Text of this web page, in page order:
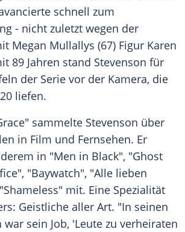
schnell zum
- nicht zuletzt wegen der
Megan Mullallys (67) Figur Karen
89 Jahren stand Stevenson für
der Serie vor der Kamera, die
liefen.
sammelte Stevenson über
in Film und Fernsehen. Er
in "Men in Black", "Ghost
"Baywatch", "Alle lieben
mit. Eine Spezialität
Geistliche aller Art. "In seinen
sein Job, 'Leute zu verheiraten